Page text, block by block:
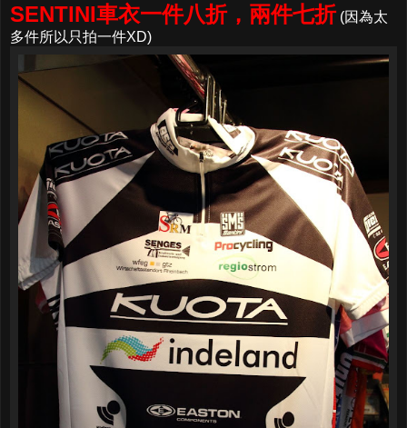
SENTINI車衣一件八折，兩件七折(因為太
多件所以只拍一件XD)